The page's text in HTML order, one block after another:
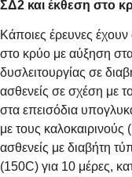
ΣΔ2 και έκθεση στο
Κάποιες έρευνες
στο κρύο με αύξηση
δυσλειτουργίας σε
ασθενείς σε σχέση με
στα επεισόδια
με τους
ασθενείς με διαβήτη
(150C) για 10 μέρες,